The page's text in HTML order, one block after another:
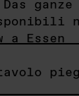
ganze
a Essen